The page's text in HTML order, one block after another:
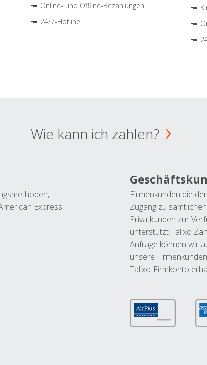
Online- und Offline-Bezahlungen
24/7-Hotline
Wie kann ich zahlen?
Express.
Firmenkunden die
Zugang zu
Privatkunden zur
unterstützt Talixo
Anfrage können wir
unsere
Talixo-Firmkonto